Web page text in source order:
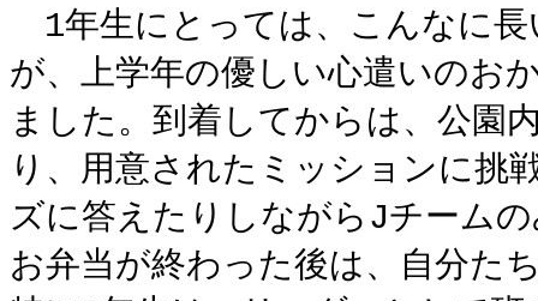
1年生にとっては、こんなに
が、上学年の優しい心遣いのお
ました。到着してからは、公園
り、用意されたミッションに挑
ズに答えたりしながらJチーム
お弁当が終わった後は、自分た